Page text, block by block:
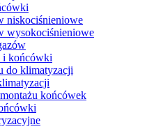
niskociśnieniowe
wysokociśnieniowe
i końcówki
do klimatyzacji
końcówek